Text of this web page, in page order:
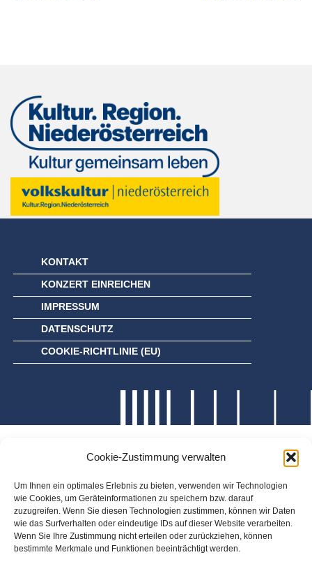
Cookie-Zustimmung verwalten
Um Ihnen ein optimales Erlebnis zu bieten, verwenden wir Technologien
wie Cookies, um Geräteinformationen zu speichern bzw. darauf
zuzugreifen. Wenn Sie diesen Technologien zustimmen, können wir Daten
wie das Surfverhalten oder eindeutige IDs auf dieser Website verarbeiten.
Wenn Sie Ihre Zustimmung nicht erteilen oder zurückziehen, können
bestimmte Merkmale und Funktionen beeinträchtigt werden.
KONTAKT
KONZERT EINREICHEN
IMPRESSUM
DATENSCHUTZ
COOKIE-RICHTLINIE (EU)